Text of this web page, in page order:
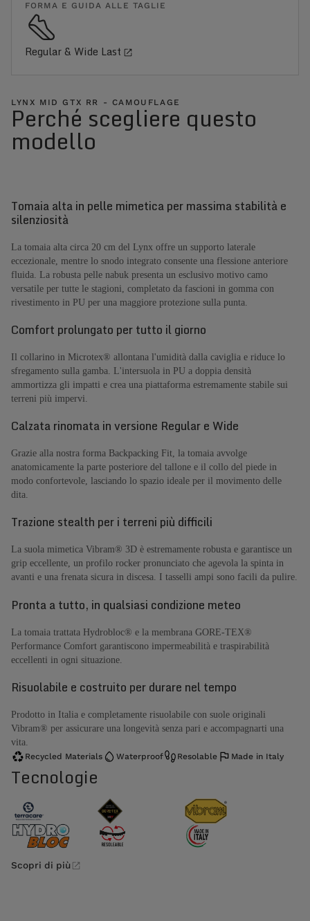
FORMA E GUIDA ALLE TAGLIE
Regular & Wide Last
LYNX MID GTX RR - CAMOUFLAGE
Perché scegliere questo
modello
Tomaia alta in pelle mimetica per massima stabilità e
silenziosità
La tomaia alta circa 20 cm del Lynx offre un supporto laterale
eccezionale, mentre lo snodo integrato consente una flessione anteriore
fluida. La robusta pelle nabuk presenta un esclusivo motivo camo
versatile per tutte le stagioni, completato da fascioni in gomma con
rivestimento in PU per una maggiore protezione sulla punta.
Comfort prolungato per tutto il giorno
Il collarino in Microtex® allontana l'umidità dalla caviglia e riduce lo
sfregamento sulla gamba. L'intersuola in PU a doppia densità
ammortizza gli impatti e crea una piattaforma estremamente stabile sui
terreni più impervi.
Calzata rinomata in versione Regular e Wide
Grazie alla nostra forma Backpacking Fit, la tomaia avvolge
anatomicamente la parte posteriore del tallone e il collo del piede in
modo confortevole, lasciando lo spazio ideale per il movimento delle
dita.
Trazione stealth per i terreni più difficili
La suola mimetica Vibram® 3D è estremamente robusta e garantisce un
grip eccellente, un profilo rocker pronunciato che agevola la spinta in
avanti e una frenata sicura in discesa. I tasselli ampi sono facili da pulire.
Pronta a tutto, in qualsiasi condizione meteo
La tomaia trattata Hydrobloc® e la membrana GORE-TEX®
Performance Comfort garantiscono impermeabilità e traspirabilità
eccellenti in ogni situazione.
Risuolabile e costruito per durare nel tempo
Prodotto in Italia e completamente risuolabile con suole originali
Vibram® per assicurare una longevità senza pari e accompagnarti una
vita.
Recycled Materials Waterproof Resolable Made in Italy
Tecnologie
Scopri di più